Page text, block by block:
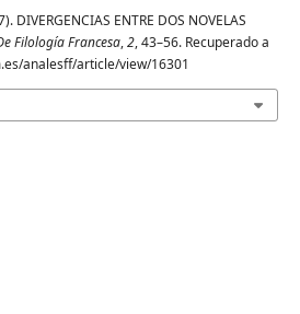
DIVERGENCIAS ENTRE DOS NOVELAS
Filología Francesa,2, 43–56. Recuperado a
analesff/article/view/16301